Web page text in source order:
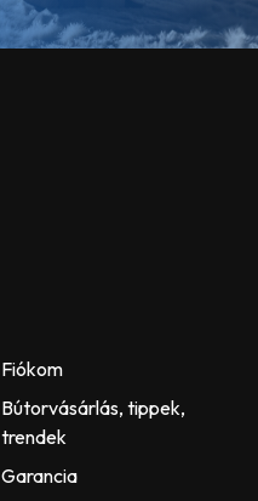
Fiókom
Bútorvásárlás, tippek,
trendek
Garancia